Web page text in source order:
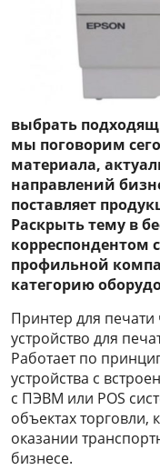
выбрать
мы поговорим
материала,
направлений
поставляет
Раскрыть тему в
корреспондентом
профильной
категорию
Принтер для печати
устройство для
Работает по
устройства с
с ПЭВМ или POS
объектах торговли,
оказании
бизнесе.